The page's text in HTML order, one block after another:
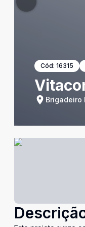
Cód: 16315
Brigadeiro